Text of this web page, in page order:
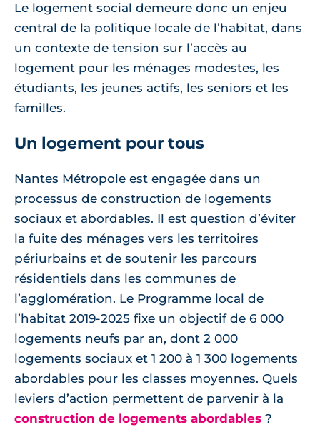
Le logement social demeure donc un enjeu
central de la politique locale de l’habitat, dans
un contexte de tension sur l’accès au
logement pour les ménages modestes, les
étudiants, les jeunes actifs, les seniors et les
familles.
Un logement pour tous
Nantes Métropole est engagée dans un
processus de construction de logements
sociaux et abordables. Il est question d’éviter
la fuite des ménages vers les territoires
périurbains et de soutenir les parcours
résidentiels dans les communes de
l’agglomération. Le Programme local de
l’habitat 2019-2025 fixe un objectif de 6 000
logements neufs par an, dont 2 000
logements sociaux et 1 200 à 1 300 logements
abordables pour les classes moyennes. Quels
leviers d’action permettent de parvenir à la
construction de logements abordables ?